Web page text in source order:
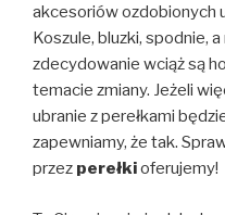
akcesoriów ozdobionych
Koszule, bluzki, spodnie,
zdecydowanie wciąż są
temacie zmiany. Jeżeli
ubranie z perełkami
zapewniamy, że tak.
przez perełkioferujemy!